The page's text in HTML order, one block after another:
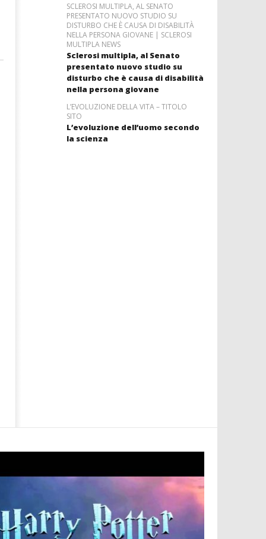
SCLEROSI MULTIPLA, AL SENATO
PRESENTATO NUOVO STUDIO SU
DISTURBO CHE È CAUSA DI DISABILITÀ
NELLA PERSONA GIOVANE | SCLEROSI
MULTIPLA NEWS
Sclerosi multipla, al Senato
presentato nuovo studio su
disturbo che è causa di disabilità
nella persona giovane
L’EVOLUZIONE DELLA VITA – TITOLO
SITO
L’evoluzione dell’uomo secondo
la scienza